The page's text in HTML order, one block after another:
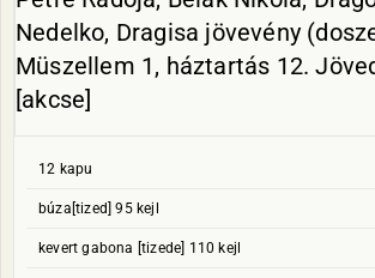
Nedelko, Dragisa jövevény
Müszellem 1, háztartás 12.
[akcse]
12 kapu
búza[tized] 95 kejl
kevert gabona [tizede] 110 kejl